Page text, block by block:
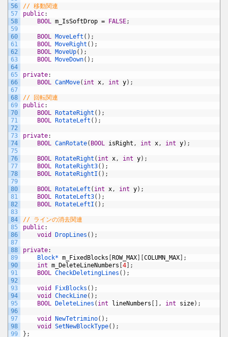
56
57
58
59
60
61
62
63
64
65
66
67
68
69
70
71
72
73
74
75
76
77
78
79
80
81
82
83
84
85
86
87
88
89
90
91
92
93
94
95
96
97
98
99
// 移動関連
public:
BOOL m_IsSoftDrop = FALSE;
BOOL MoveLeft ( ) ;
BOOL MoveRight ( ) ;
BOOL MoveUp( ) ;
BOOL MoveDown( ) ;
private:
BOOL CanMove( int x, int y) ;
// 回転関連
public:
BOOL
RotateRight ( ) ;
BOOL
RotateLeft ( ) ;
private:
BOOL CanRotate( BOOL isRight , int x, int y) ;
BOOL RotateRight ( int x, int y) ;
BOOL
RotateRight3( ) ;
BOOL
RotateRightI ( ) ;
BOOL RotateLeft ( int x, int y) ;
BOOL
RotateLeft3( ) ;
BOOL
RotateLeftI ( ) ;
// ラインの消去関連
public:
void
DropLines ( ) ;
private:
Block* m_FixedBlocks ROW_MAX COLUMN_MAX
;
int m_DeleteLineNumbers 4
;
BOOL CheckDeletingLines ( ) ;
void FixBlocks ( ) ;
void
CheckLine( ) ;
BOOL
DeleteLines ( int lineNumbers , int size) ;
void NewTetrimino( ) ;
void
SetNewBlockType( ) ;
} ;